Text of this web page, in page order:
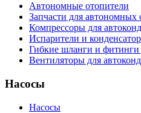
Автономные отопители
Запчасти для автономных
Компрессоры для
Испарители и
Гибкие шланги и фитинги
Вентиляторы для
Насосы
Насосы